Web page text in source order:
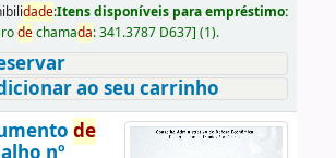
dade:Itens disponíveis para empréstimo:
dechamada:341.3787 D637] (1).
ao seu carrinho
de